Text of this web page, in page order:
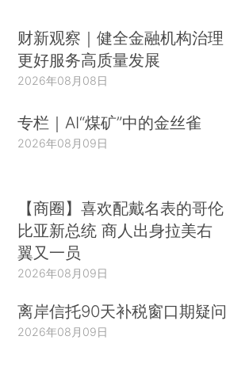
财新观察｜健全金融机构治理
更好服务高质量发展
2026年08月08日
专栏｜AI“煤矿”中的金丝雀
2026年08月09日
【商圈】喜欢配戴名表的哥伦
比亚新总统 商人出身拉美右
翼又一员
2026年08月09日
离岸信托90天补税窗口期疑问
2026年08月09日